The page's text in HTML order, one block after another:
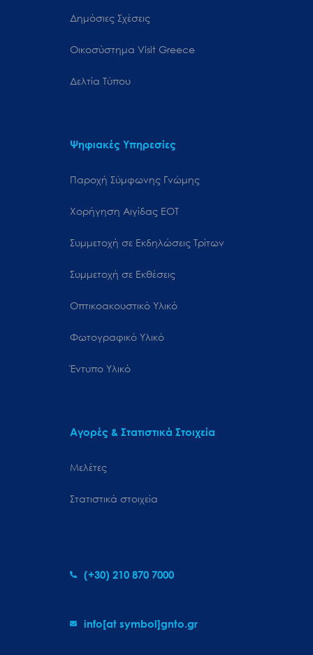
Δημόσιες Σχέσεις
Oικοσύστημα Visit Greece
Δελτία Τύπου
Ψηφιακές Υπηρεσίες
Παροχή Σύμφωνης Γνώμης
Χορήγηση Αιγίδας ΕΟΤ
Συμμετοχή σε Εκδηλώσεις Τρίτων
Συμμετοχή σε Εκθέσεις
Οπτικοακουστικό Υλικό
Φωτογραφικό Υλικό
Έντυπο Υλικό
Αγορές & Στατιστικά Στοιχεία
Μελέτες
Στατιστικά στοιχεία
(+30) 210 870 7000
info[at symbol]gnto.gr